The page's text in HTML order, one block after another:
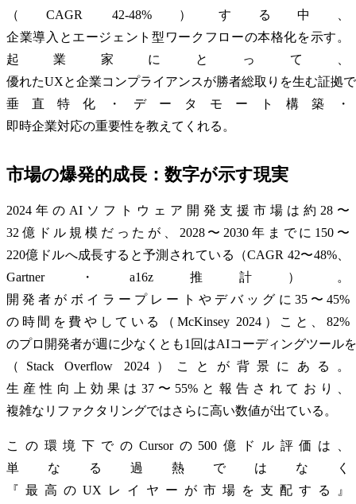
（CAGR 42-48%）する中、
企業導入とエージェント型ワークフローの本格化を示す。
起業家にとって、
優れたUXと企業コンプライアンスが勝者総取りを生む証拠
垂直特化・データモート構築・
即時企業対応の重要性を教えてくれる。
市場の爆発的成長：数字が示す現実
2024年のAIソフトウェア開発支援市場は約28〜
32億ドル規模だったが、2028〜2030年までに150〜
220億ドルへ成長すると予測されている（CAGR 42〜48%、
Gartner・a16z推計）。
開発者がボイラープレートやデバッグに35〜45%
の時間を費やしている（McKinsey 2024）こと、82%
のプロ開発者が週に少なくとも1回はAIコーディングツール
（Stack Overflow 2024）ことが背景にある。
生産性向上効果は37〜55%と報告されており、
複雑なリファクタリングではさらに高い数値が出ている。
この環境下でのCursorの500億ドル評価は、
単なる過熱ではなく
『最高のUXレイヤーが市場を支配する』